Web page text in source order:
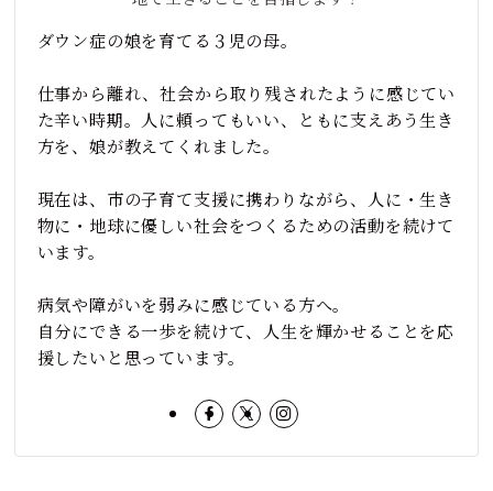
ダウン症の娘を育てる３児の母。
仕事から離れ、社会から取り残されたように感じてい
た辛い時期。人に頼ってもいい、ともに支えあう生き
方を、娘が教えてくれました。
現在は、市の子育て支援に携わりながら、人に・生き
物に・地球に優しい社会をつくるための活動を続けて
います。
病気や障がいを弱みに感じている方へ。
自分にできる一歩を続けて、人生を輝かせることを応
援したいと思っています。